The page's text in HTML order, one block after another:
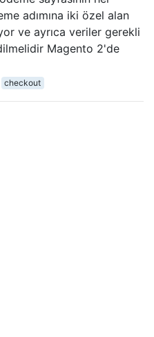
adımına iki özel alan
ve ayrıca veriler gerekli
Magento 2'de
checkout